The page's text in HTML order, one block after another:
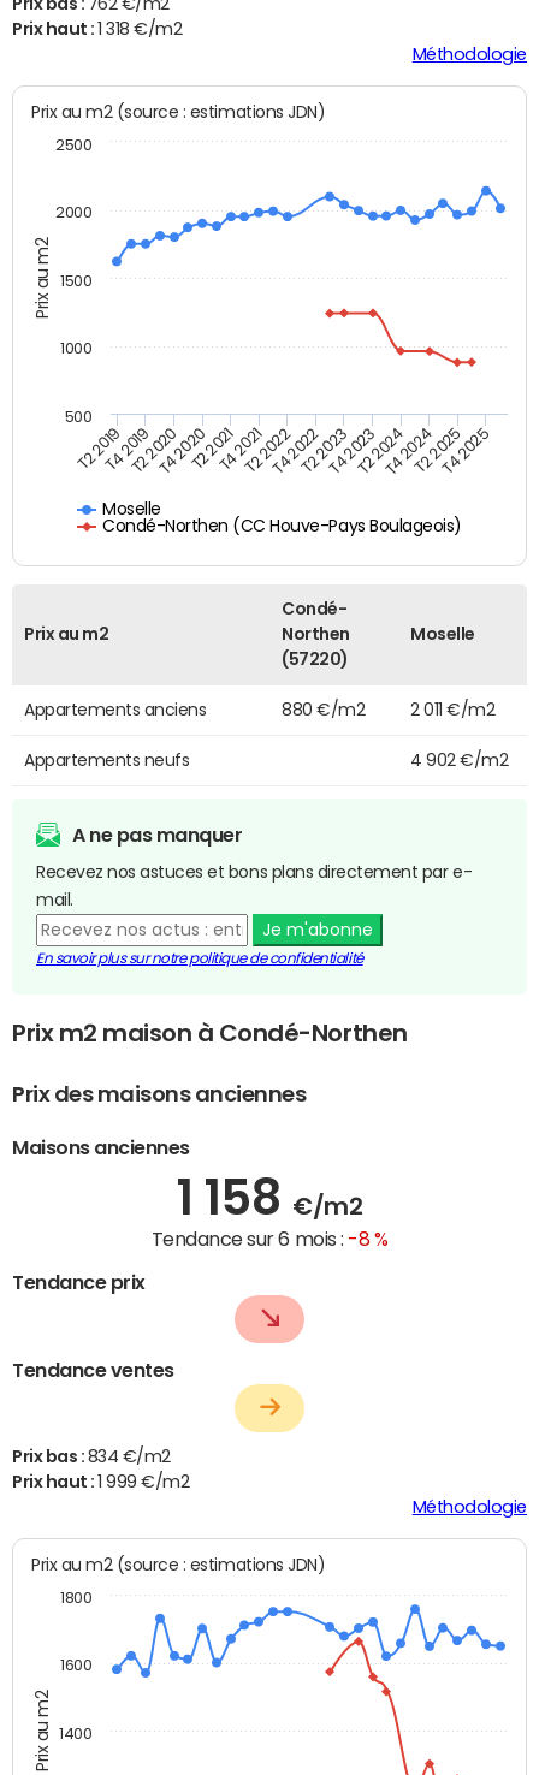
Prix haut :1 318 €/m2
Méthodologie
Prix au m2
Prix au m2 (source : estimations JDN)
Moselle
Condé-Northen (CC Houve-Pays Boulageois)
T2 2019T4 2019T2 2020T4 2020T2 2021T4 2021T2 2022T4 2022T2 2023T4 2023T2 2024T4 2024T2 2025T4 2025
500
1000
1500
2000
2500
Prix au m2
Condé-
Northen
(57220)
Moselle
Appartements anciens 880 €/m2 2 011 €/m2
Appartements neufs 4 902 €/m2
A ne pas manquer
Recevez nos astuces et bons plans directement par e-
mail.
Je m'abonne
En savoir plus sur notre politique de confidentialité
Prix m2 maison à Condé-Northen
Prix des maisons anciennes
Maisons anciennes
1 158 €/m2
Tendance sur 6 mois : -8 %
Tendance prix
Tendance ventes
Prix bas : 834 €/m2
Prix haut :
1 999 €/m2
Méthodologie
Prix au m2
Prix au m2 (source : estimations JDN)
1400
1600
1800